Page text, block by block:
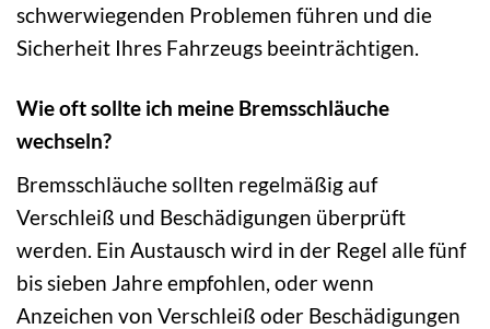
schwerwiegenden Problemen führen und die
Sicherheit Ihres Fahrzeugs beeinträchtigen.
Wie oft sollte ich meine Bremsschläuche
wechseln?
Bremsschläuche sollten regelmäßig auf
Verschleiß und Beschädigungen überprüft
werden. Ein Austausch wird in der Regel alle fünf
bis sieben Jahre empfohlen, oder wenn
Anzeichen von Verschleiß oder Beschädigungen